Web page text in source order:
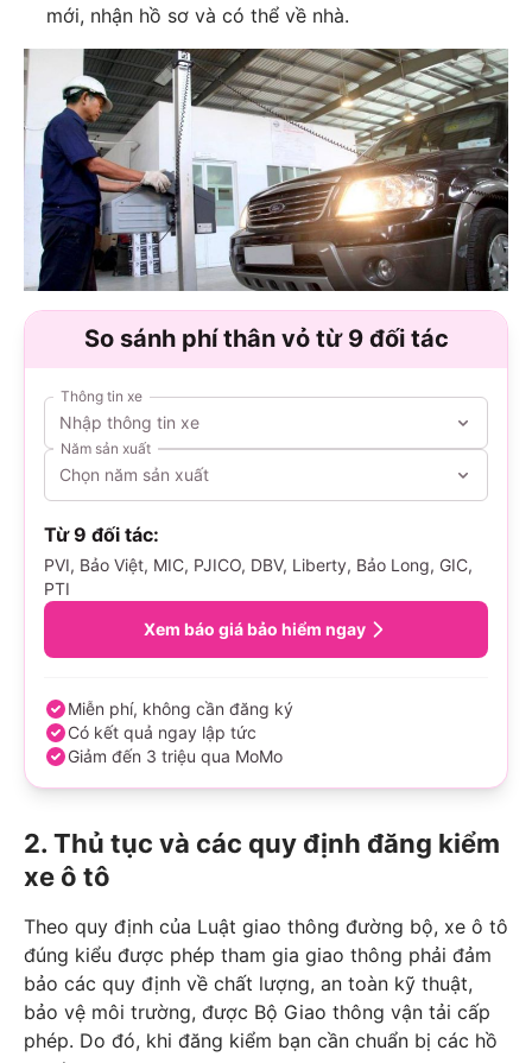
mới, nhận hồ sơ và có thể về nhà.
So sánh phí thân vỏ từ 9 đối tác
Thông tin xe
Nhập thông tin xe
Năm sản xuất
Chọn năm sản xuất
Từ 9 đối tác:
PVI, Bảo Việt, MIC, PJICO, DBV, Liberty, Bảo Long, GIC,
PTI
Xem báo giá bảo hiểm ngay
Miễn phí, không cần đăng ký
Có kết quả ngay lập tức
Giảm đến 3 triệu qua MoMo
2. Thủ tục và các quy định đăng kiểm
xe ô tô
Theo quy định của Luật giao thông đường bộ, xe ô tô
đúng kiểu được phép tham gia giao thông phải đảm
bảo các quy định về chất lượng, an toàn kỹ thuật,
bảo vệ môi trường, được Bộ Giao thông vận tải cấp
phép. Do đó, khi đăng kiểm bạn cần chuẩn bị các hồ